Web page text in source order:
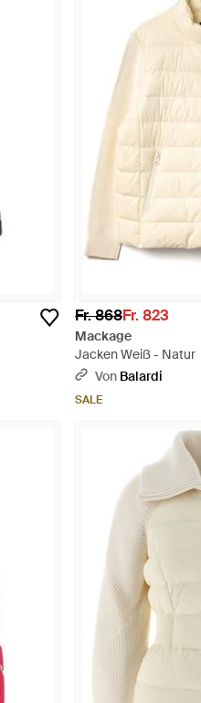
Fr. 868Fr. 823
Mackage
Jacken Weiß - Natur
Von Balardi
SALE